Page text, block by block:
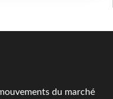
du marché